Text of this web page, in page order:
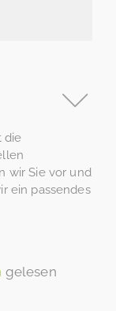
die
wir Sie vor und
ein passendes
gelesen